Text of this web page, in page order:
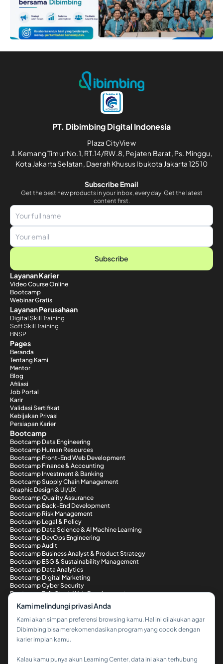
PT. Dibimbing Digital Indonesia
Plaza CityView
Jl. Kemang Timur No.1, RT.14/RW.8, Pejaten Barat, Ps. Minggu,
Kota Jakarta Selatan, Daerah Khusus Ibukota Jakarta 12510
Subscribe Email
Get the best new products in your inbox, every day. Get the latest
content first.
Subscribe
Layanan Karier
Video Course Online
Bootcamp
Webinar Gratis
Layanan Perusahaan
Digital Skill Training
Soft Skill Training
BNSP
Pages
Beranda
Tentang Kami
Mentor
Blog
Afiliasi
Job Portal
Karir
Validasi Sertifikat
Kebijakan Privasi
Persiapan Karier
Bootcamp
Bootcamp Data Engineering
Bootcamp Human Resources
Bootcamp Front-End Web Development
Bootcamp Finance & Accounting
Bootcamp Investment & Banking
Bootcamp Supply Chain Management
Graphic Design & UI/UX
Bootcamp Quality Assurance
Bootcamp Back-End Development
Bootcamp Risk Management
Bootcamp Legal & Policy
Bootcamp Data Science & AI Machine Learning
Bootcamp DevOps Engineering
Bootcamp Audit
Bootcamp Business Analyst & Product Strategy
Bootcamp ESG & Sustainability Management
Bootcamp Data Analytics
Bootcamp Digital Marketing
Bootcamp Cyber Security
Bootcamp Full-Stack Web Development
Metode Pembayaran
Kami melindungi privasi Anda
Kami akan simpan preferensi browsing kamu. Hal ini dilakukan agar
Dibimbing bisa merekomendasikan program yang cocok dengan
karier impian kamu.
Kalau kamu punya akun Learning Center, data ini akan terhubung